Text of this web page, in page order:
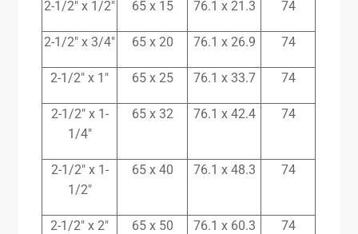
2-1/2″ x 1/2″ 65 x 15 76.1 x 21.3 74
2-1/2″ x 3/4″ 65 x 20 76.1 x 26.9 74
2-1/2″ x 1″ 65 x 25 76.1 x 33.7 74
2-1/2″ x 1-
1/4″
65 x 32 76.1 x 42.4 74
2-1/2″ x 1-
1/2″
65 x 40 76.1 x 48.3 74
2-1/2″ x 2″ 65 x 50 76.1 x 60.3 74